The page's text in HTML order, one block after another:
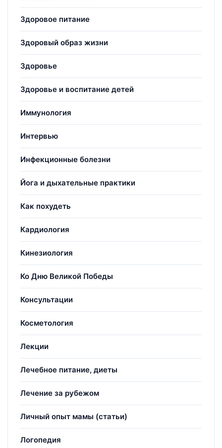
Здоровое питание
Здоровый образ жизни
Здоровье
Здоровье и воспитание детей
Иммунология
Интервью
Инфекционные болезни
Йога и дыхательные практики
Как похудеть
Кардиология
Кинезиология
Ко Дню Великой Победы
Консультации
Косметология
Лекции
Лечебное питание, диеты
Лечение за рубежом
Личный опыт мамы (статьи)
Логопедия